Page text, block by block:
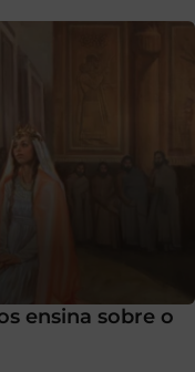
ensina sobre o